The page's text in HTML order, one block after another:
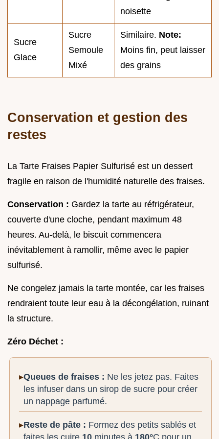
noisette
Sucre
Glace
Sucre
Semoule
Mixé
Similaire. Note:
Moins fin, peut laisser
des grains
Conservation et gestion des
restes
La Tarte Fraises Papier Sulfurisé est un dessert
fragile en raison de l'humidité naturelle des fraises.
Conservation : Gardez la tarte au réfrigérateur,
couverte d'une cloche, pendant maximum 48
heures. Au-delà, le biscuit commencera
inévitablement à ramollir, même avec le papier
sulfurisé.
Ne congelez jamais la tarte montée, car les fraises
rendraient toute leur eau à la décongélation, ruinant
la structure.
Zéro Déchet :
Queues de fraises : Ne les jetez pas. Faites
les infuser dans un sirop de sucre pour créer
un nappage parfumé.
Reste de pâte : Formez des petits sablés et
faites les cuire 10 minutes à 180°C pour un